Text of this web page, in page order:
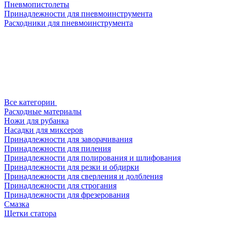
Пневмопистолеты
Принадлежности для пневмоинструмента
Расходники для пневмоинструмента
Все категории
Расходные материалы
Ножи для рубанка
Насадки для миксеров
Принадлежности для заворачивания
Принадлежности для пиления
Принадлежности для полирования и шлифования
Принадлежности для резки и обдирки
Принадлежности для сверления и долбления
Принадлежности для строгания
Принадлежности для фрезерования
Смазка
Щетки статора